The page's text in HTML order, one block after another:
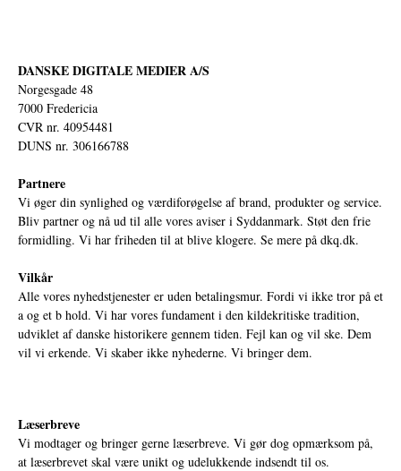
DANSKE DIGITALE MEDIER A/S
Norgesgade 48
7000 Fredericia
CVR nr. 40954481
DUNS nr. 306166788
Partnere
Vi øger din synlighed og værdiforøgelse af brand, produkter og service.
Bliv partner og nå ud til alle vores aviser i Syddanmark. Støt den frie
formidling. Vi har friheden til at blive klogere. Se mere på dkq.dk.
Vilkår
Alle vores nyhedstjenester er uden betalingsmur. Fordi vi ikke tror på et
a og et b hold. Vi har vores fundament i den kildekritiske tradition,
udviklet af danske historikere gennem tiden. Fejl kan og vil ske. Dem
vil vi erkende. Vi skaber ikke nyhederne. Vi bringer dem.
Læserbreve
Vi modtager og bringer gerne læserbreve. Vi gør dog opmærksom på,
at læserbrevet skal være unikt og udelukkende indsendt til os.